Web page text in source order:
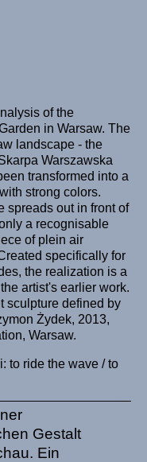
of the
in Warsaw. The
landscape - the
Warszawska
transformed into a
strong colors.
spreads out in front of
a recognisable
of plein air
specifically for
the realization is a
artist's earlier work.
sculpture defined by
Żydek, 2013,
Warsaw.
to ride the wave / to
Gestalt
Ein